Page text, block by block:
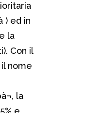
) ed in
la
Con il
nome
la
e